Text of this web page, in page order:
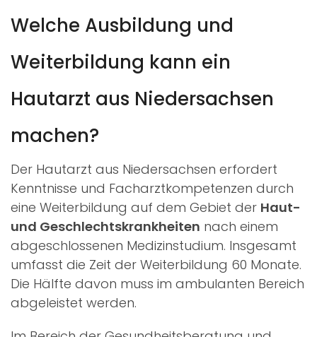
Welche Ausbildung und
Weiterbildung kann ein
Hautarzt aus Niedersachsen
machen?
Der Hautarzt aus Niedersachsen erfordert
Kenntnisse und Facharztkompetenzen durch
eine Weiterbildung auf dem Gebiet der Haut-
und Geschlechtskrankheiten nach einem
abgeschlossenen Medizinstudium. Insgesamt
umfasst die Zeit der Weiterbildung 60 Monate.
Die Hälfte davon muss im ambulanten Bereich
abgeleistet werden.